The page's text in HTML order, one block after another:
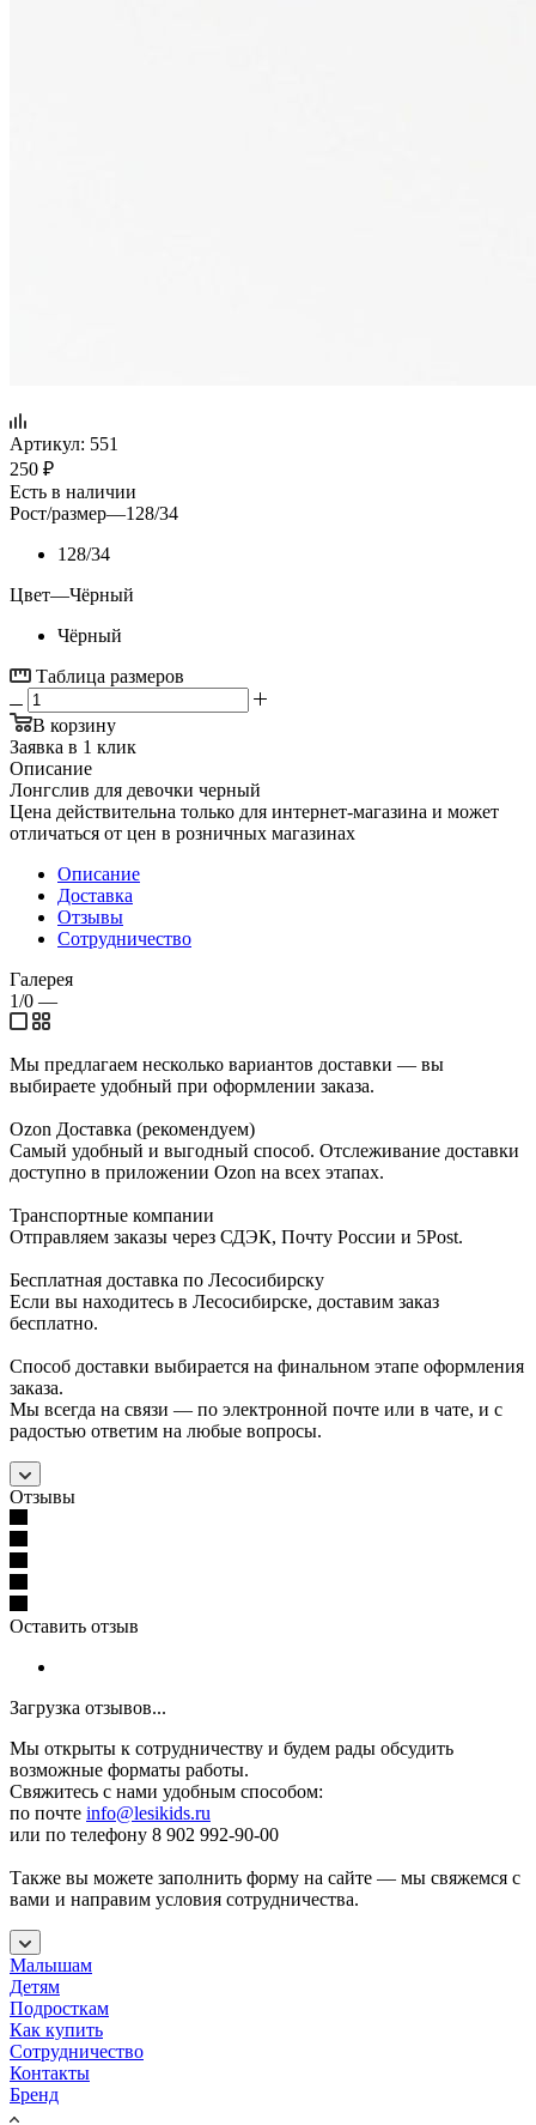
Артикул: 551
250 ₽
Есть в наличии
Рост/размер—128/34
128/34
Цвет—Чёрный
Чёрный
Таблица размеров
В корзину
Заявка в 1 клик
Описание
Лонгслив для девочки черный
Цена действительна только для интернет-магазина и может
отличаться от цен в розничных магазинах
Описание
Доставка
Отзывы
Сотрудничество
Галерея
1/0 —
Мы предлагаем несколько вариантов доставки — вы
выбираете удобный при оформлении заказа.
Ozon Доставка (рекомендуем)
Самый удобный и выгодный способ. Отслеживание доставки
доступно в приложении Ozon на всех этапах.
Транспортные компании
Отправляем заказы через СДЭК, Почту России и 5Post.
Бесплатная доставка по Лесосибирску
Если вы находитесь в Лесосибирске, доставим заказ
бесплатно.
Способ доставки выбирается на финальном этапе оформления
заказа.
Мы всегда на связи — по электронной почте или в чате, и с
радостью ответим на любые вопросы.
Отзывы
Оставить отзыв
Загрузка отзывов...
Мы открыты к сотрудничеству и будем рады обсудить
возможные форматы работы.
Свяжитесь с нами удобным способом:
по почте info@lesikids.ru
или по телефону 8 902 992-90-00
Также вы можете заполнить форму на сайте — мы свяжемся с
вами и направим условия сотрудничества.
Малышам
Детям
Подросткам
Как купить
Сотрудничество
Контакты
Бренд